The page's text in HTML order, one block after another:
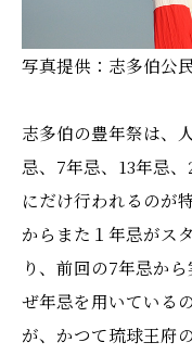
写真提供：志多伯公
志多伯の豊年祭は、
忌、7年忌、13年忌
にだけ行われるのが
からまた１年忌がス
り、前回の7年忌か
ぜ年忌を用いている
が、かつて琉球王府